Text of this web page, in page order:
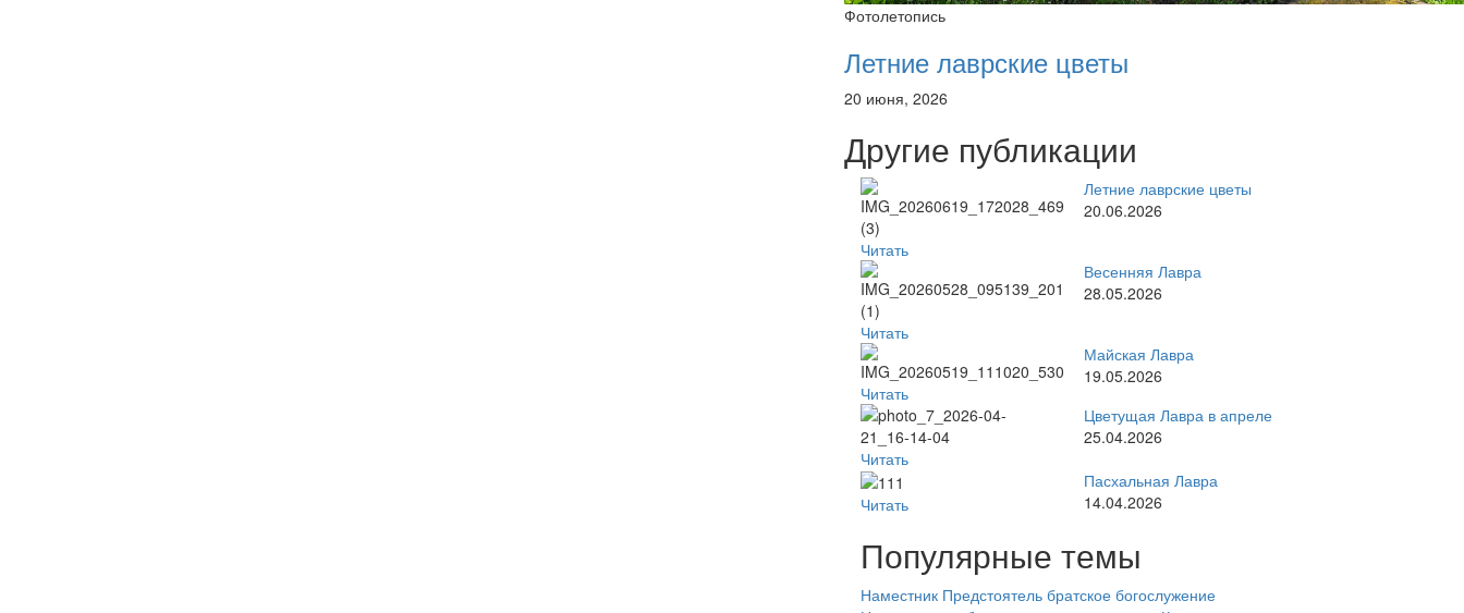
Фотолетопись
Летние лаврские цветы
20 июня, 2026
Другие публикации
Читать
Летние лаврские цветы
20.06.2026
Читать
Весенняя Лавра
28.05.2026
Читать
Майская Лавра
19.05.2026
Читать
Цветущая Лавра в апреле
25.04.2026
Читать
Пасхальная Лавра
14.04.2026
Популярные темы
Наместник Предстоятель братское богослужение